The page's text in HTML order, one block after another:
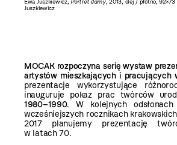
Juszkiewicz
MOCAK rozpoczyna serię wystaw
artystów mieszkających i pracujących
prezentacje wykorzystujące
inauguruje pokaz prac twórców
1980–1990. W kolejnych
wcześniejszych rocznikach
2017 planujemy prezentację
w latach 70.